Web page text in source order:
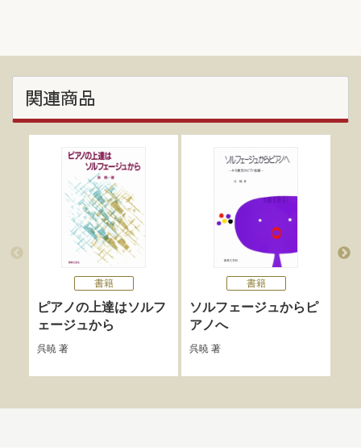
関連商品
書籍
ピアノの上達はソルフ
ェージュから
呉暁著
書籍
ソルフェージュからピ
アノへ
呉暁著